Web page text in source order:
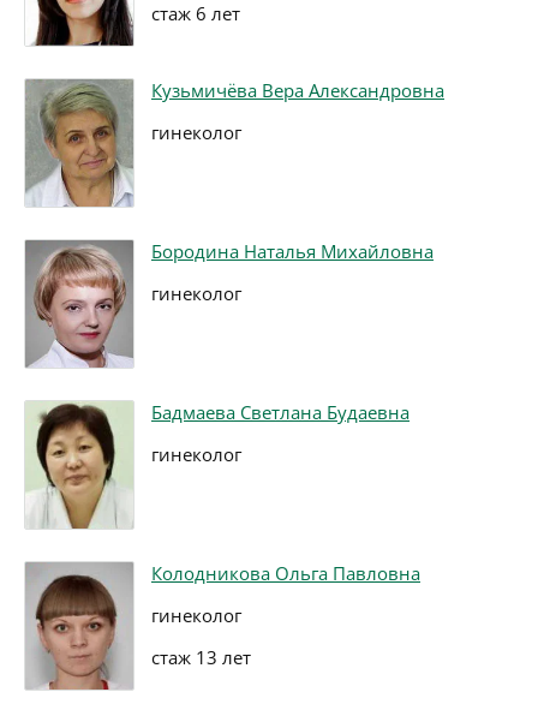
стаж 6 лет
Кузьмичёва Вера Александровна
гинеколог
Бородина Наталья Михайловна
гинеколог
Бадмаева Светлана Будаевна
гинеколог
Колодникова Ольга Павловна
гинеколог
стаж 13 лет